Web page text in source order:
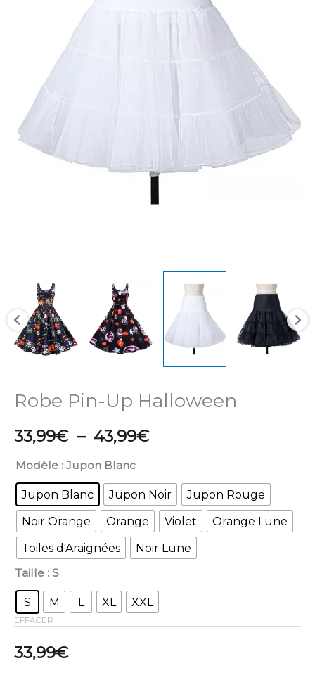
Robe Pin-Up Halloween
33,99€ – 43,99€
Modèle : Jupon Blanc
Jupon Blanc Jupon Noir
Jupon Rouge
Noir Orange
Orange Violet
Orange Lune
Toiles d'Araignées
Noir Lune
Taille : S
S M L XL XXL
EFFACER
33,99€